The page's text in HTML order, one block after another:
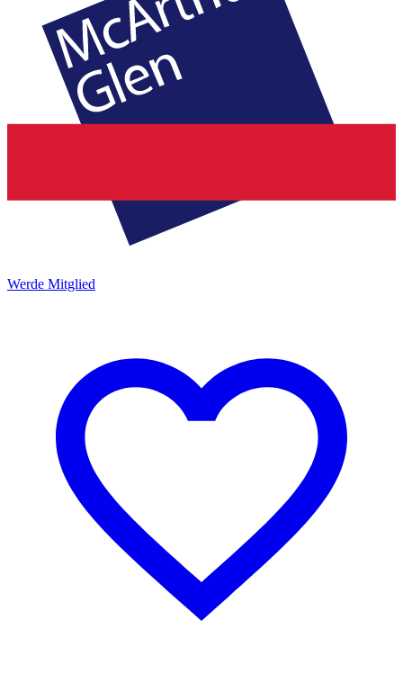
Werde Mitglied